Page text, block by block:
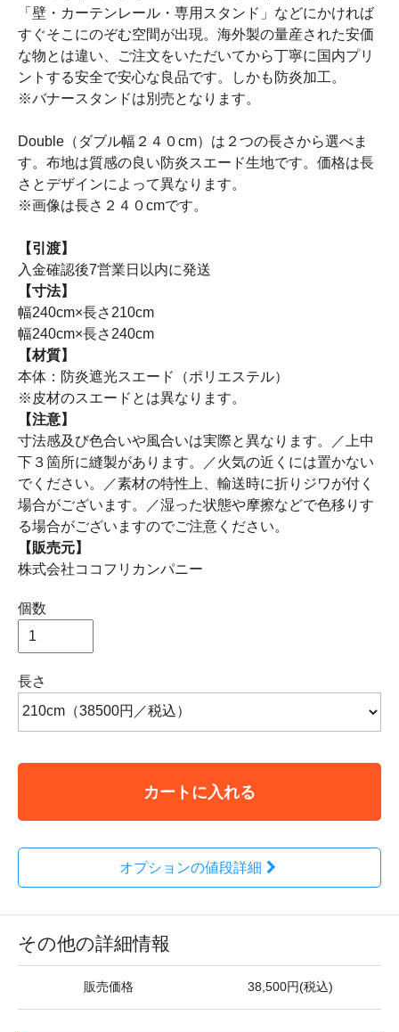
「壁・カーテンレール・専用スタンド」などにかければ
すぐそこにのぞむ空間が出現。海外製の量産された安価
な物とは違い、ご注文をいただいてから丁寧に国内プリ
ントする安全で安心な良品です。しかも防炎加工。
※バナースタンドは別売となります。
Double（ダブル幅２４０cm）は２つの長さから選べま
す。布地は質感の良い防炎スエード生地です。価格は長
さとデザインによって異なります。
※画像は長さ２４０cmです。
【引渡】
入金確認後7営業日以内に発送
【寸法】
幅240cm×長さ210cm
幅240cm×長さ240cm
【材質】
本体：防炎遮光スエード（ポリエステル）
※皮材のスエードとは異なります。
【注意】
寸法感及び色合いや風合いは実際と異なります。／上中
下３箇所に縫製があります。／火気の近くには置かない
でください。／素材の特性上、輸送時に折りジワが付く
場合がございます。／湿った状態や摩擦などで色移りす
る場合がございますのでご注意ください。
【販売元】
株式会社ココフリカンパニー
個数
長さ
カートに入れる
オプションの値段詳細
その他の詳細情報
販売価格 38,500円(税込)